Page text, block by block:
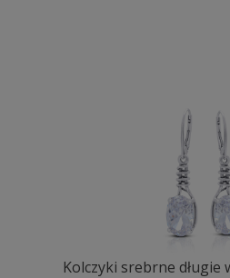
Kolczyki srebrne długie